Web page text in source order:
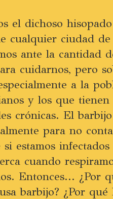
el dichoso
cualquier ciudad
ante la cantidad
cuidarnos, pero
a la
y los que tienen
crónicas. El
para no
estamos
cuando
Entonces... ¿Por
barbijo? ¿Por